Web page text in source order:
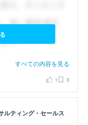
すべての内容を見る
1 3
ルティング・セールス